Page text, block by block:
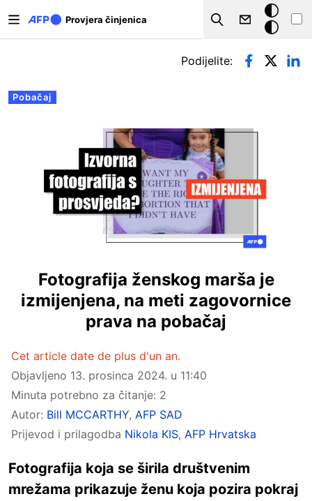
Provjera činjenica
Search
Tamna
pozadina
Primarne oznake
Pobačaj
Podijelite:
Fotografija ženskog marša je
izmijenjena, na meti zagovornice
prava na pobačaj
Cet article date de plus d'un an.
Objavljeno 13. prosinca 2024. u 11:40
Minuta potrebno za čitanje: 2
Autor: Bill MCCARTHY, AFP SAD
Prijevod i prilagodba Nikola KIS, AFP Hrvatska
Fotografija koja se širila društvenim
mrežama prikazuje ženu koja pozira pokraj